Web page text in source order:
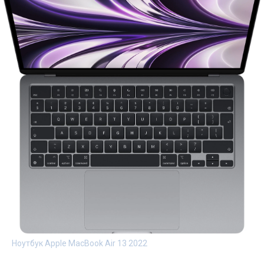
Ноутбук Apple MacBook Air 13 2022